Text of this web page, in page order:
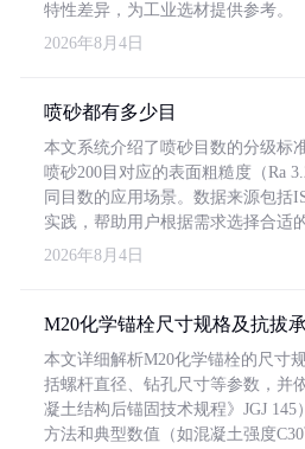
特性差异，为工业选材提供参考。
2026年8月4日
喷砂都有多少目
本文系统介绍了喷砂目数的分级标
喷砂200目对应的表面粗糙度（Ra
同目数的应用场景。数据来源包括
实践，帮助用户根据需求选择合适
2026年8月4日
M20化学锚栓尺寸规格及抗拔
本文详细解析M20化学锚栓的尺寸
括螺杆直径、钻孔尺寸等参数，并
凝土结构后锚固技术规程》JGJ
方法和典型数值（如混凝土强度C30